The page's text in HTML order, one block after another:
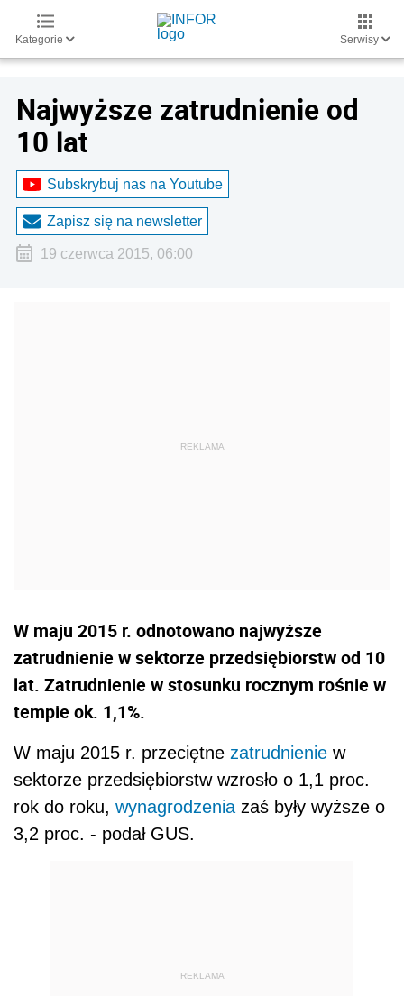
Kategorie Serwisy
Najwyższe zatrudnienie od
10 lat
Subskrybuj nas na Youtube
Zapisz się na newsletter
19 czerwca 2015, 06:00
W maju 2015 r. odnotowano najwyższe
zatrudnienie w sektorze przedsiębiorstw od 10
lat. Zatrudnienie w stosunku rocznym rośnie w
tempie ok. 1,1%.
W maju 2015 r. przeciętne zatrudnienie w
sektorze przedsiębiorstw wzrosło o 1,1 proc.
rok do roku, wynagrodzenia zaś były wyższe o
3,2 proc. - podał GUS.
REKLAMA